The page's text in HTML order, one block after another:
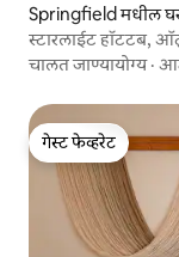
Springfield मधील
स्टारलाईट हॉटटब,
मजेदार!
चालत जाण्यायोग्य·
गेस्ट फेव्हरेट
गेस्ट फेव्हरेट